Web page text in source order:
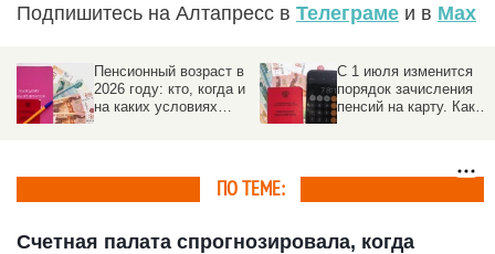
Подпишитесь на Алтапресс в Телеграме и в Max
Пенсионный возраст в
2026 году: кто, когда и
на каких условиях
С 1 июля изменится
порядок зачисления
пенсий на карту. Как
ПО ТЕМЕ:
Счетная палата спрогнозировала, когда